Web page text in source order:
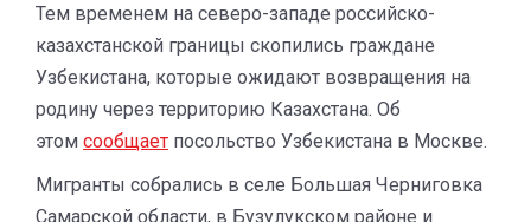
Тем временем на северо-западе российско-
казахстанской границы скопились граждане
Узбекистана, которые ожидают возвращения на
родину через территорию Казахстана. Об
этом сообщает посольство Узбекистана в Москве.
Мигранты собрались в селе Большая Черниговка
Самарской области, в Бузулукском районе и